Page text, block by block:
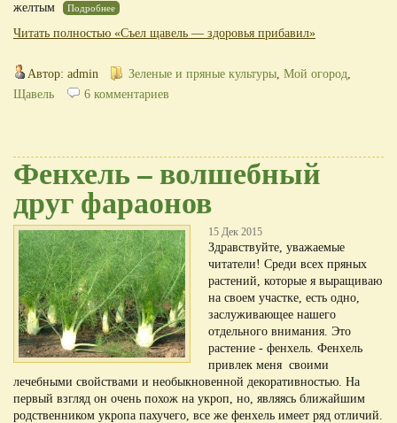
желтым
Подробнее
Читать полностью «Съел щавель — здоровья прибавил»
Автор: admin Зеленые и пряные культуры Мой огород
Щавель
6 комментариев
Фенхель – волшебный
друг фараонов
15 Дек 2015
Здравствуйте, уважаемые
читатели! Среди всех пряных
растений, которые я выращиваю
на своем участке, есть одно,
заслуживающее нашего
отдельного внимания. Это
растение - фенхель. Фенхель
привлек меня своими
лечебными свойствами и необыкновенной декоративностью. На
первый взгляд он очень похож на укроп, но, являясь ближайшим
родственником укропа пахучего, все же фенхель имеет ряд отличий.